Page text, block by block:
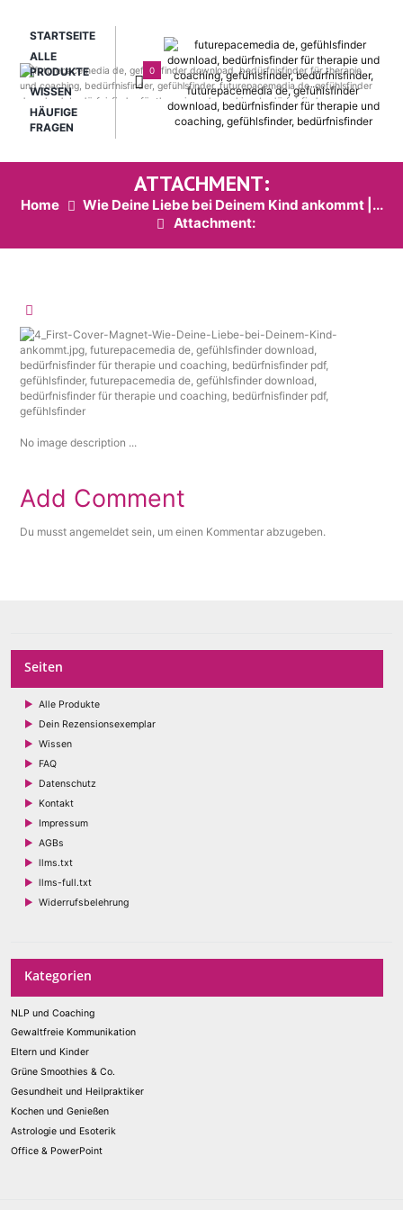
STARTSEITE
ALLE
PRODUKTE
WISSEN
HÄUFIGE
FRAGEN
0
ATTACHMENT:
Home
Wie Deine Liebe bei Deinem Kind ankommt |...
Attachment:
No image description ...
Add Comment
Du musstangemeldet sein, um einen Kommentar abzugeben.
Seiten
Alle Produkte
Dein Rezensionsexemplar
Wissen
FAQ
Datenschutz
Kontakt
Impressum
AGBs
llms.txt
llms-full.txt
Widerrufsbelehrung
Kategorien
NLP und Coaching
Gewaltfreie Kommunikation
Eltern und Kinder
Grüne Smoothies & Co.
Gesundheit und Heilpraktiker
Kochen und Genießen
Astrologie und Esoterik
Office & PowerPoint